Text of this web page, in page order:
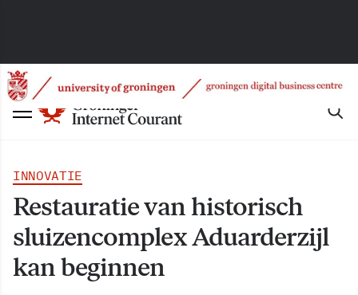
INNOVATIE
Restauratie van historisch
sluizencomplex Aduarderzijl
kan beginnen